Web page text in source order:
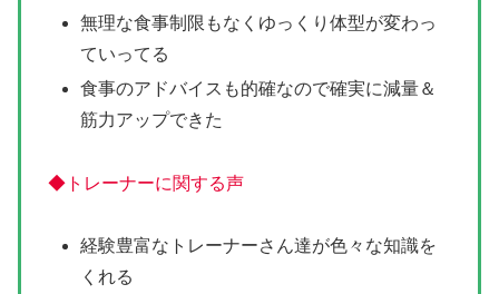
無理な食事制限もなくゆっくり体型が変わっ
ていってる
食事のアドバイスも的確なので確実に減量＆
筋力アップできた
◆トレーナーに関する声
経験豊富なトレーナーさん達が色々な知識を
くれる